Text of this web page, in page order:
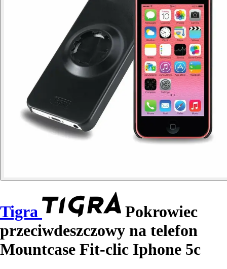
Tigra
Pokrowiec
przeciwdeszczowy na telefon
Mountcase Fit-clic Iphone 5c